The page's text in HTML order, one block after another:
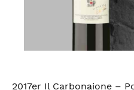
2017er Il Carbonaione –